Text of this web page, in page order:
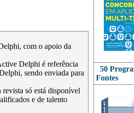
com o apoio da
Delphi é referência
sendo enviada para
só está disponível
e de talento
50
Fontes